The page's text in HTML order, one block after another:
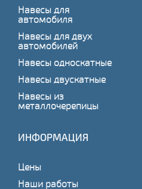
Навесы для
автомобиля
Навесы для двух
автомобилей
Навесы односкатные
Навесы двускатные
Навесы из
металлочерепицы
ИНФОРМАЦИЯ
Цены
Наши работы